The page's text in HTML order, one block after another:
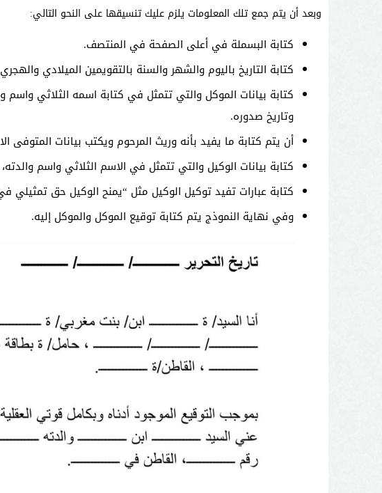
وبعد أن يتم جمع تلك المعلومات يلزم عليك تنسيقها على النحو التالي:
كتابة البسملة في أعلى الصفحة في المنتصف.
كتابة التاريخ باليوم والشهر والسنة بالتقويمين الميلادي
كتابة بيانات الموكل والتي تتمثل في كتابة اسمه الثلاثي واسم
وتاريخ صدوره.
أن يتم كتابة ما يفيد بأنه وريث المرحوم ويكتب بيانات المتوفى
كتابة بيانات الوكيل والتي تتمثل في الاسم الثلاثي واسم والدته،
كتابة عبارات تفيد توكيل الوكيل مثل “يمنح الوكيل حق تمثيلي
وفي نهاية النموذج يتم كتابة توقيع الموكل والموكل إليه.